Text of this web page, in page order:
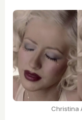
Christina